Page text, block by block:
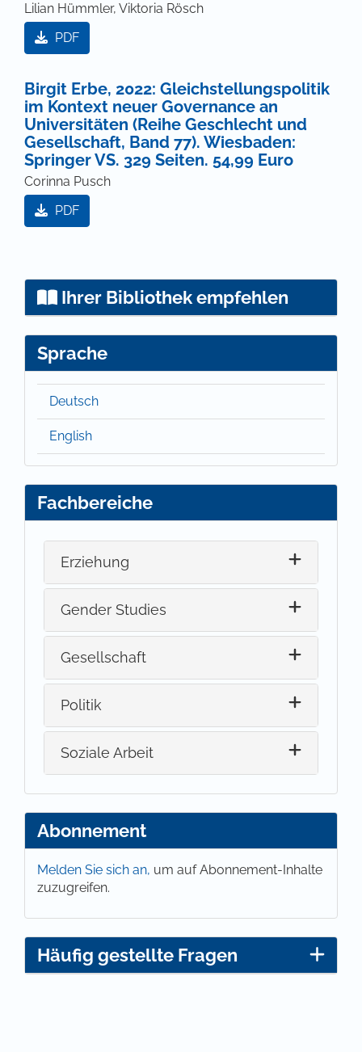
Lilian Hümmler, Viktoria Rösch
PDF
Birgit Erbe, 2022: Gleichstellungspolitik
im Kontext neuer Governance an
Universitäten (Reihe Geschlecht und
Gesellschaft, Band 77). Wiesbaden:
Springer VS. 329 Seiten. 54,99 Euro
Corinna Pusch
PDF
Ihrer Bibliothek empfehlen
Sprache
Deutsch
English
Fachbereiche
Erziehung
Gender Studies
Gesellschaft
Politik
Soziale Arbeit
Abonnement
Melden Sie sich an, um auf Abonnement-Inhalte
zuzugreifen.
Häufig gestellte Fragen